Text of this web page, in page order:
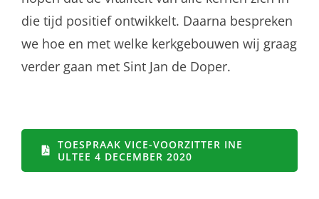
die tijd positief ontwikkelt. Daarna bespreken
we hoe en met welke kerkgebouwen wij graag
verder gaan met Sint Jan de Doper.
TOESPRAAK VICE-VOORZITTER INE
ULTEE 4 DECEMBER 2020